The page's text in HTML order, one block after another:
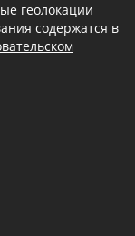
геолокации
содержатся в